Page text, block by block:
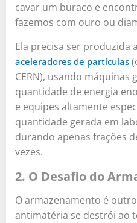
cavar um buraco e
fazemos com ouro ou
Ela precisa ser produzida
aceleradores de partículas
CERN), usando máquinas
quantidade de energia
e equipes altamente
quantidade gerada em
durando apenas frações
vezes.
2. O Desafio do
O armazenamento é
antimatéria se destrói ao